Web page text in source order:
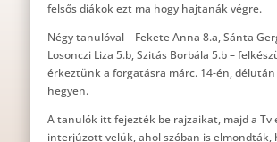
felsős diákok ezt ma hogy hajtanák végre.
Négy tanulóval – Fekete Anna 8.a, Sánta
Losonczi Liza 5.b, Szitás Borbála 5.b –
érkeztünk a forgatásra márc. 14-én,
hegyen.
A tanulók itt fejezték be rajzaikat, majd a Tv
interjúzott velük, ahol szóban is elmondták,